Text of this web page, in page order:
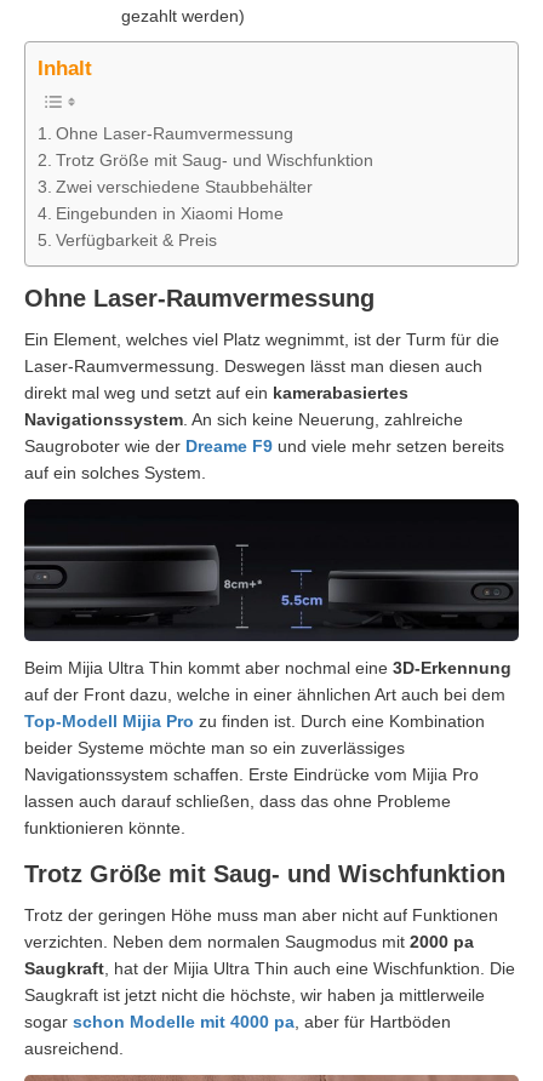
gezahlt werden)
Inhalt
Ohne Laser-Raumvermessung
Trotz Größe mit Saug- und Wischfunktion
Zwei verschiedene Staubbehälter
Eingebunden in Xiaomi Home
Verfügbarkeit & Preis
Ohne Laser-Raumvermessung
Ein Element, welches viel Platz wegnimmt, ist der Turm für die
Laser-Raumvermessung. Deswegen lässt man diesen auch
direkt mal weg und setzt auf ein kamerabasiertes
Navigationssystem . An sich keine Neuerung, zahlreiche
Saugroboter wie der Dreame F9 und viele mehr setzen bereits
auf ein solches System.
Beim Mijia Ultra Thin kommt aber nochmal eine 3D-Erkennung
auf der Front dazu, welche in einer ähnlichen Art auch bei dem
Top-Modell Mijia Pro zu finden ist. Durch eine Kombination
beider Systeme möchte man so ein zuverlässiges
Navigationssystem schaffen. Erste Eindrücke vom Mijia Pro
lassen auch darauf schließen, dass das ohne Probleme
funktionieren könnte.
Trotz Größe mit Saug- und Wischfunktion
Trotz der geringen Höhe muss man aber nicht auf Funktionen
verzichten. Neben dem normalen Saugmodus mit 2000 pa
Saugkraft , hat der Mijia Ultra Thin auch eine Wischfunktion. Die
Saugkraft ist jetzt nicht die höchste, wir haben ja mittlerweile
sogar schon Modelle mit 4000 pa , aber für Hartböden
ausreichend.